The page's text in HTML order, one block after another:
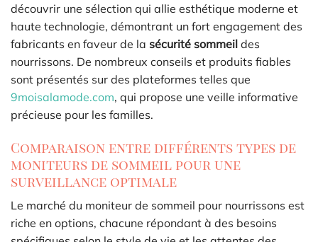
découvrir une sélection qui allie esthétique moderne et
haute technologie, démontrant un fort engagement des
fabricants en faveur de la sécurité sommeil des
nourrissons. De nombreux conseils et produits fiables
sont présentés sur des plateformes telles que
9moisalamode.com, qui propose une veille informative
précieuse pour les familles.
Comparaison entre différents types de
moniteurs de sommeil pour une
surveillance optimale
Le marché du moniteur de sommeil pour nourrissons est
riche en options, chacune répondant à des besoins